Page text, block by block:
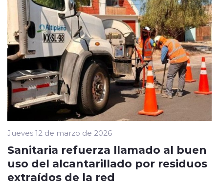
Jueves 12 de marzo de 2026
Sanitaria refuerza llamado al buen
uso del alcantarillado por residuos
extraídos de la red